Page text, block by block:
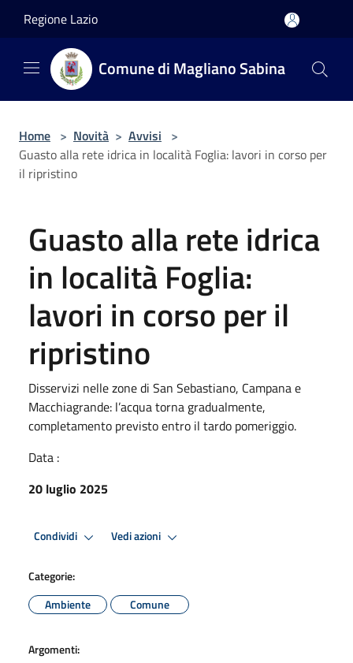
Regione Lazio
Comune di Magliano Sabina
Home > Novità > Avvisi >
Guasto alla rete idrica in località Foglia: lavori in corso per
il ripristino
Guasto alla rete idrica
in località Foglia:
lavori in corso per il
ripristino
Disservizi nelle zone di San Sebastiano, Campana e
Macchiagrande: l’acqua torna gradualmente,
completamento previsto entro il tardo pomeriggio.
Data :
20 luglio 2025
Condividi Vedi azioni
Categorie:
Ambiente
Comune
Argomenti: